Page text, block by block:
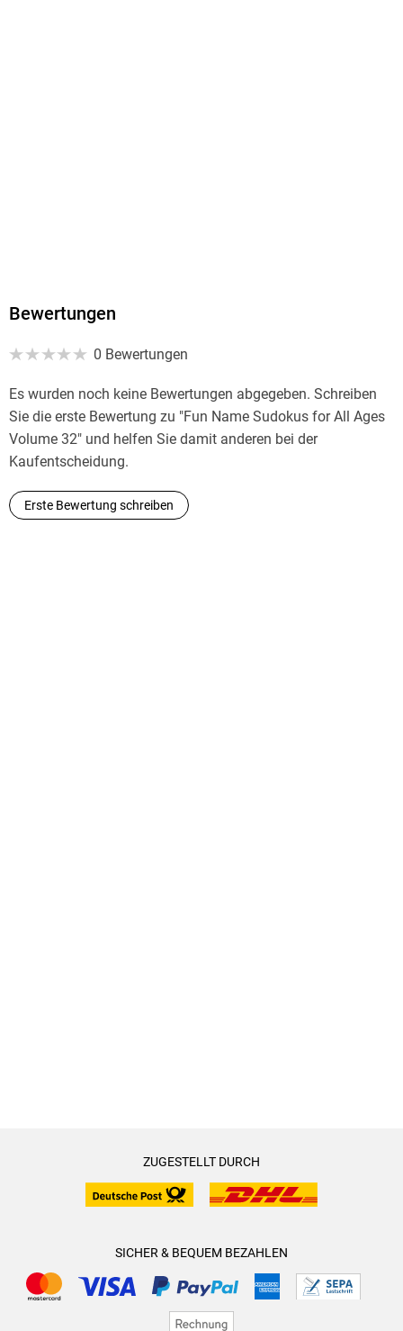
Bewertungen
0 Bewertungen
Es wurden noch keine Bewertungen abgegeben. Schreiben
Sie die erste Bewertung zu "Fun Name Sudokus for All Ages
Volume 32" und helfen Sie damit anderen bei der
Kaufentscheidung.
Erste Bewertung schreiben
ZUGESTELLT DURCH
SICHER & BEQUEM BEZAHLEN